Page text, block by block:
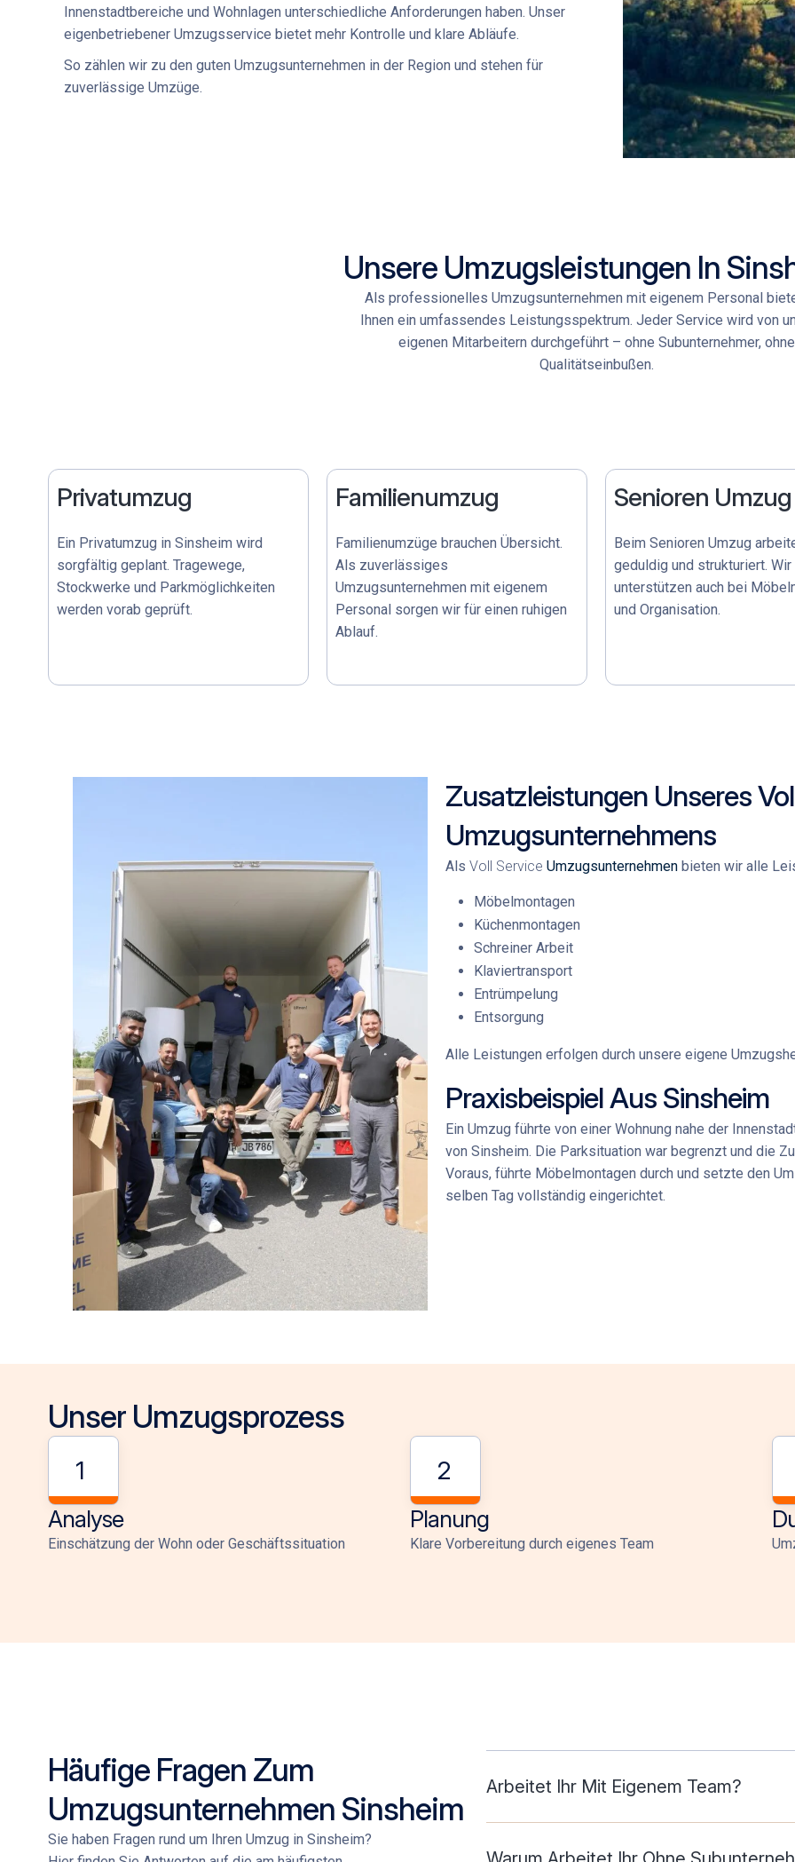
Innenstadtbereiche und Wohnlagen unterschiedliche Anforderungen haben. Unser
eigenbetriebener Umzugsservice bietet mehr Kontrolle und klare Abläufe.
So zählen wir zu den guten Umzugsunternehmen in der Region und stehen für
zuverlässige Umzüge.
Unsere Umzugsleistungen In
Als professionelles Umzugsunternehmen mit eigenem Personal
Ihnen ein umfassendes Leistungsspektrum. Jeder Service wird von
eigenen Mitarbeitern durchgeführt – ohne Subunternehmer, ohne
Qualitätseinbußen.
Privatumzug
Ein Privatumzug in Sinsheim wird
sorgfältig geplant. Tragewege,
Stockwerke und Parkmöglichkeiten
werden vorab geprüft.
Familienumzug
Familienumzüge brauchen Übersicht.
Als zuverlässiges
Umzugsunternehmen mit eigenem
Personalsorgen wir für einen ruhigen
Ablauf.
Senioren Umzug
Beim Senioren Umzug
geduldig und strukturiert. Wir
unterstützen auch bei
und Organisation.
Zusatzleistungen Unseres
Umzugsunternehmens
Als Voll Service Umzugsunternehmen bieten wir alle
Möbelmontagen
Küchenmontagen
Schreiner Arbeit
Klaviertransport
Entrümpelung
Entsorgung
Alle Leistungen erfolgen durch unsere eigene
Praxisbeispiel Aus Sinsheim
Ein Umzug führte von einer Wohnung nahe der
von Sinsheim. Die Parksituation war begrenzt und die
Voraus, führte Möbelmontagen durch und setzte den
selben Tag vollständig eingerichtet.
Unser Umzugsprozess
1
Analyse
Einschätzung der Wohn oder Geschäftssituation
2
Planung
Klare Vorbereitung durch eigenes Team
Häufige Fragen Zum
Umzugsunternehmen Sinsheim
Sie haben Fragen rund um Ihren Umzug in Sinsheim?
Arbeitet Ihr Mit Eigenem Team?